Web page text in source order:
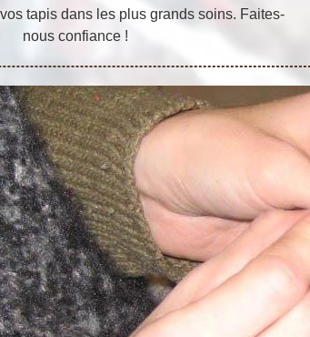
tapis dans les plus grands soins. Faites-
nous confiance !